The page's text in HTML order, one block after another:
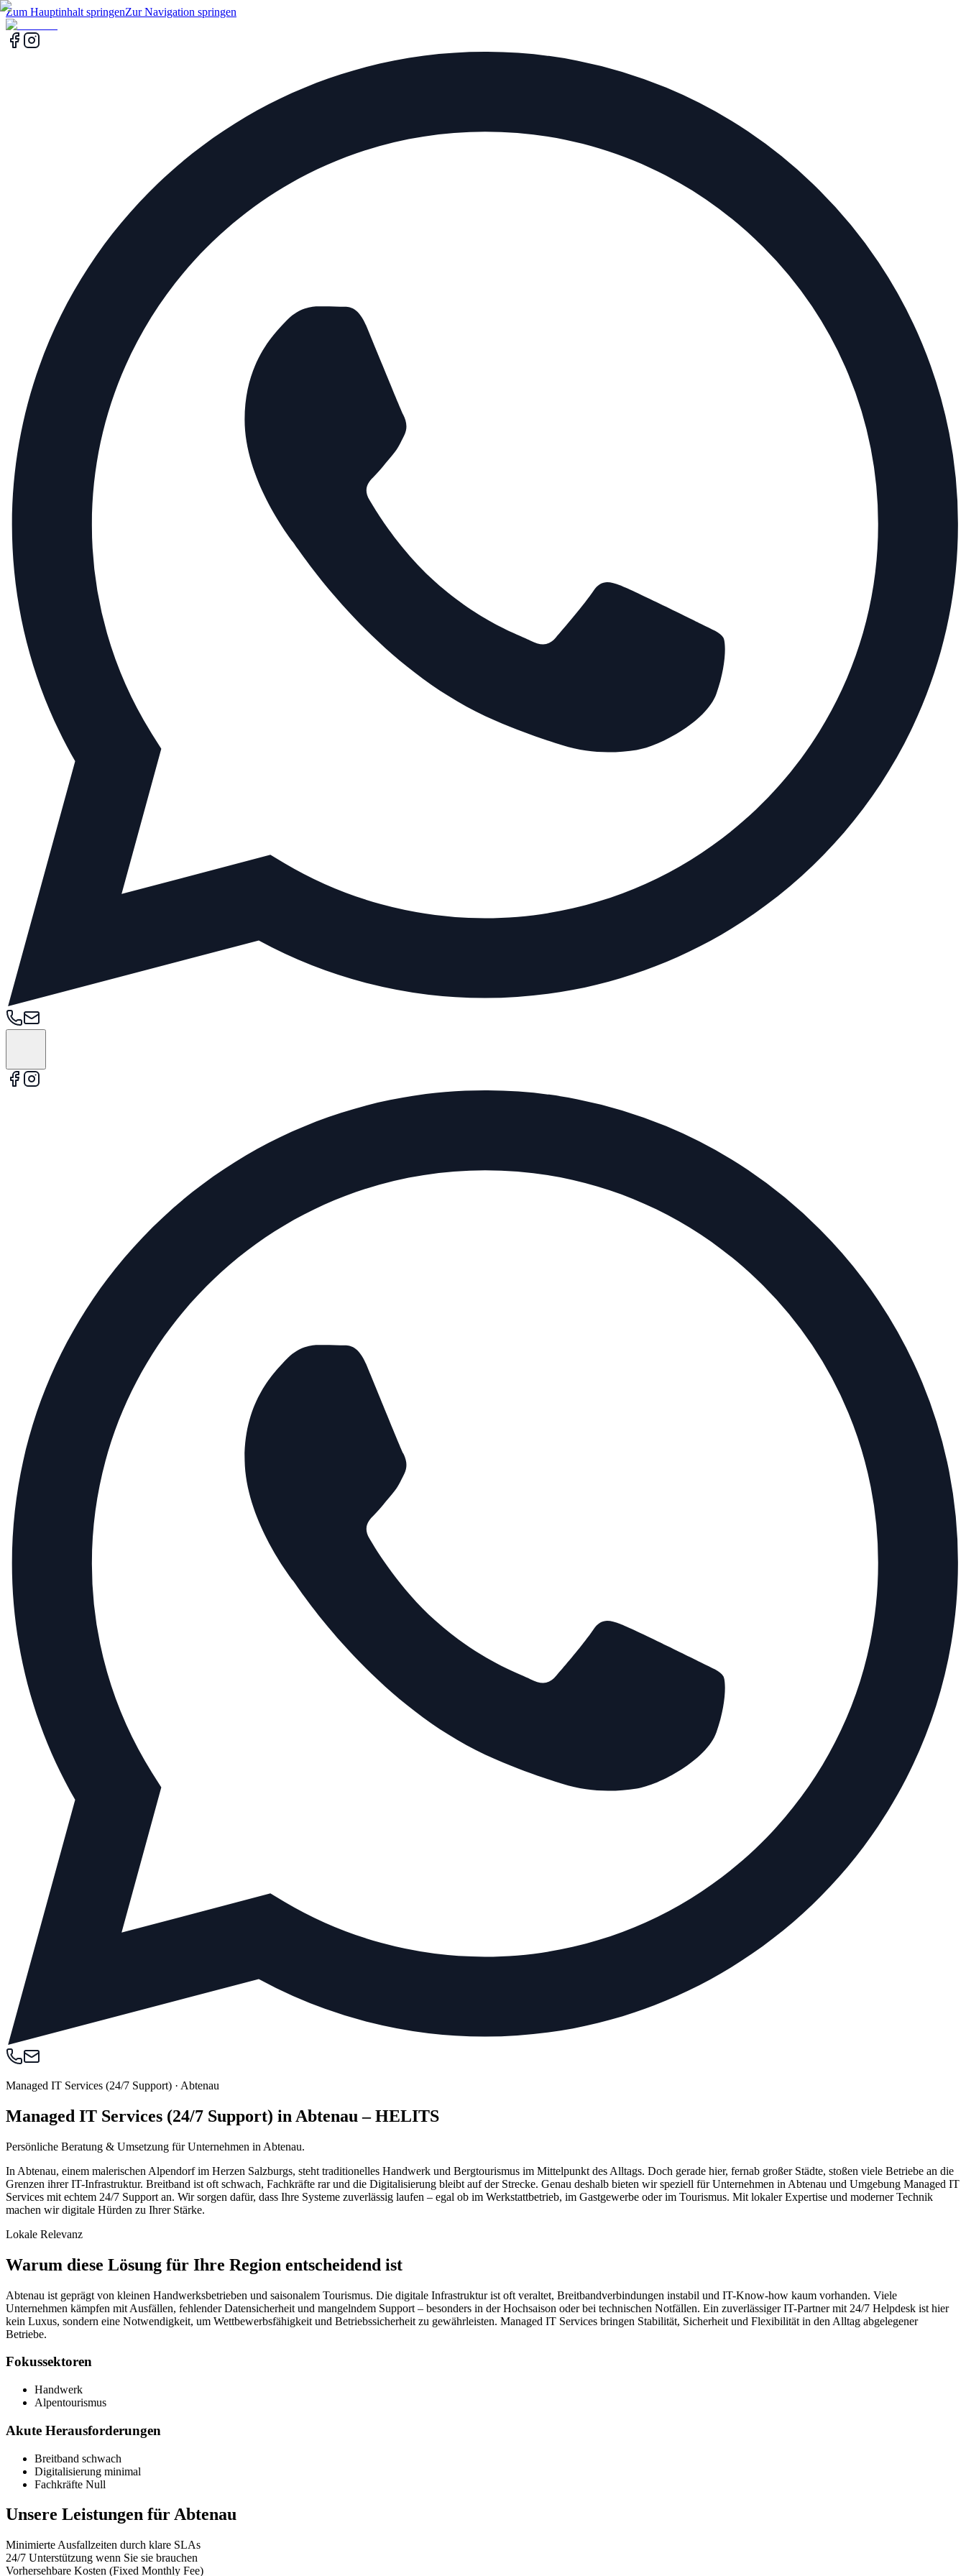
Zum Hauptinhalt springenZur Navigation springen
Managed IT Services (24/7 Support) · Abtenau
Managed IT Services (24/7 Support) in Abtenau – HELITS
Persönliche Beratung & Umsetzung für Unternehmen in Abtenau.
In Abtenau, einem malerischen Alpendorf im Herzen Salzburgs, steht traditionelles Handwerk und Bergtourismus im Mittelpunkt des Alltags. Doch gerade hier, fernab großer Städte, stoßen viele Betriebe an die
Grenzen ihrer IT-Infrastruktur. Breitband ist oft schwach, Fachkräfte rar und die Digitalisierung bleibt auf der Strecke. Genau deshalb bieten wir speziell für Unternehmen in Abtenau und Umgebung Managed IT
Services mit echtem 24/7 Support an. Wir sorgen dafür, dass Ihre Systeme zuverlässig laufen – egal ob im Werkstattbetrieb, im Gastgewerbe oder im Tourismus. Mit lokaler Expertise und moderner Technik
machen wir digitale Hürden zu Ihrer Stärke.
Lokale Relevanz
Warum diese Lösung für Ihre Region entscheidend ist
Abtenau ist geprägt von kleinen Handwerksbetrieben und saisonalem Tourismus. Die digitale Infrastruktur ist oft veraltet, Breitbandverbindungen instabil und IT-Know-how kaum vorhanden. Viele
Unternehmen kämpfen mit Ausfällen, fehlender Datensicherheit und mangelndem Support – besonders in der Hochsaison oder bei technischen Notfällen. Ein zuverlässiger IT-Partner mit 24/7 Helpdesk ist hier
kein Luxus, sondern eine Notwendigkeit, um Wettbewerbsfähigkeit und Betriebssicherheit zu gewährleisten. Managed IT Services bringen Stabilität, Sicherheit und Flexibilität in den Alltag abgelegener
Betriebe.
Fokussektoren
Handwerk
Alpentourismus
Akute Herausforderungen
Breitband schwach
Digitalisierung minimal
Fachkräfte Null
Unsere Leistungen fürAbtenau
Minimierte Ausfallzeiten durch klare SLAs
24/7 Unterstützung wenn Sie sie brauchen
Vorhersehbare Kosten (Fixed Monthly Fee)